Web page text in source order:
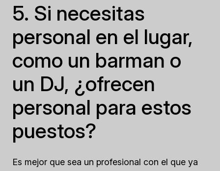
5. Si necesitas
personal en el lugar,
como un barman o
un DJ, ¿ofrecen
personal para estos
puestos?
Es mejor que sea un profesional con el que ya